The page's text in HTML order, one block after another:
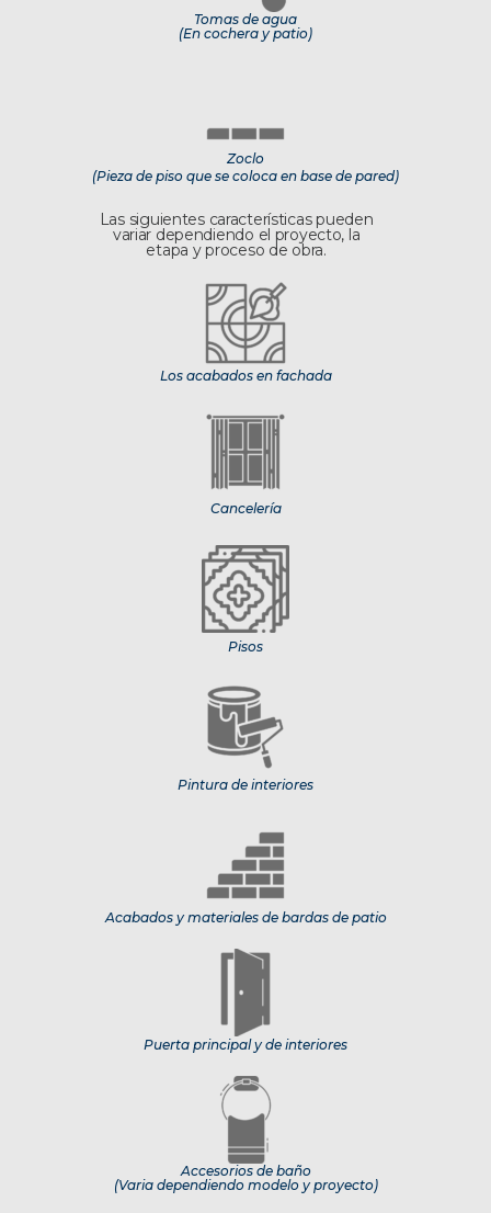
Tomas de agua
(En cochera y patio)
Zoclo
(Pieza de piso que se coloca en base de pared)
Las siguientes características pueden
variar dependiendo el proyecto, la
etapa y proceso de obra.
Los acabados en fachada
Cancelería
Pisos
Pintura de interiores
Acabados y materiales de bardas de patio
Puerta principal y de interiores
Accesorios de baño
(Varia dependiendo modelo y proyecto)